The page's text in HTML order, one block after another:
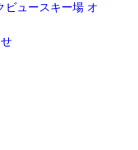
ュースキー場 オ